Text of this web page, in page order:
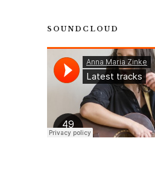
SOUNDCLOUD